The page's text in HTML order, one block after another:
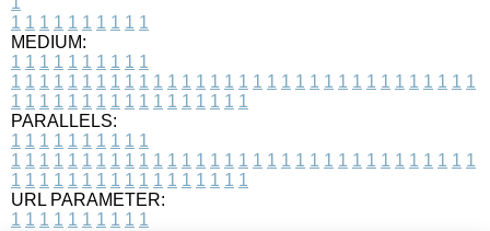
1 1 1 1 1 1 1 1 1 1
MEDIUM:
1 1 1 1 1 1 1 1 1 1
1 1 1 1 1 1 1 1 1 1 1 1 1 1 1 1 1 1 1 1 1 1 1 1 1 1 1 1 1 1 1 1 1
1 1 1 1 1 1 1 1 1 1 1 1 1 1 1 1 1
PARALLELS:
1 1 1 1 1 1 1 1 1 1
1 1 1 1 1 1 1 1 1 1 1 1 1 1 1 1 1 1 1 1 1 1 1 1 1 1 1 1 1 1 1 1 1
1 1 1 1 1 1 1 1 1 1 1 1 1 1 1 1 1
URL PARAMETER:
1 1 1 1 1 1 1 1 1 1